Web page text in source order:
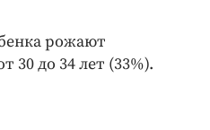
рожают
30 до 34 лет (33%).